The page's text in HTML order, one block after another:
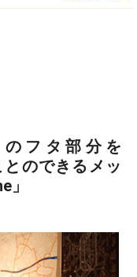
のフタ部分を
とのできるメッ
」